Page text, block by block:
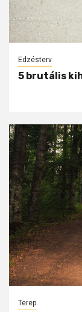
Edzésterv
5 brutális
Terep